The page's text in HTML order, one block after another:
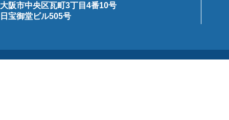
大阪市中央区瓦町3丁目4番10号
日宝御堂ビル505号